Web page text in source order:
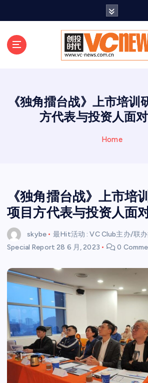
《独角擂台战》上市培训
方代表与投资人面
Home
《独角擂台战》上市培
项目方代表与投资人面
skybe 最Hit活动 : VC Club主办/联
Special Report 28 6 月, 2023 0